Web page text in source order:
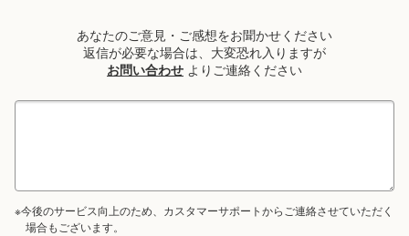
あなたのご意見・ご感想をお聞かせください
返信が必要な場合は、大変恐れ入りますが
お問い合わせ よりご連絡ください
※今後のサービス向上のため、カスタマーサポートからご連絡させていただく
場合もございます。